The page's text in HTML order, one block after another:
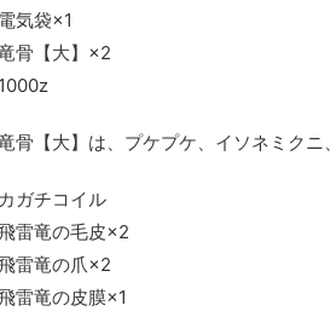
電気袋×1
骨【大】×2
1000z
骨【大】は、プケプケ、イソネミクニ
カガチコイル
雷竜の毛皮×2
雷竜の爪×2
雷竜の皮膜×1